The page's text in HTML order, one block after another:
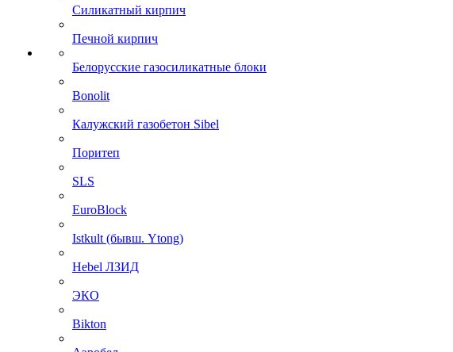
Силикатный кирпич
Печной кирпич
Белорусские газосиликатные блоки
Bonolit
Калужский газобетон Sibel
Поритеп
SLS
EuroBlock
Istkult (бывш. Ytong)
Hebel ЛЗИД
ЭКО
Bikton